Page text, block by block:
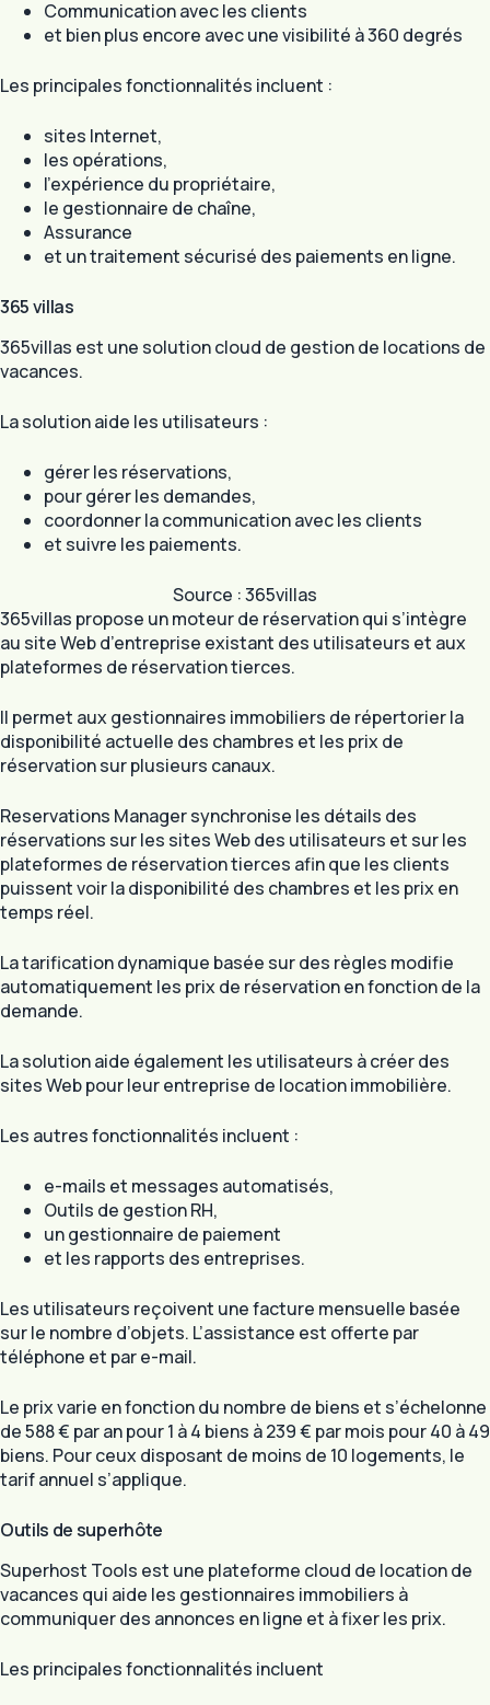
Communication avec les clients
et bien plus encore avec une visibilité à 360 degrés
Les principales fonctionnalités incluent :
sites Internet,
les opérations,
l’expérience du propriétaire,
le gestionnaire de chaîne,
Assurance
et un traitement sécurisé des paiements en ligne.
365 villas
365villas est une solution cloud de gestion de locations de
vacances.
La solution aide les utilisateurs :
gérer les réservations,
pour gérer les demandes,
coordonner la communication avec les clients
et suivre les paiements.
Source : 365villas
365villas propose un moteur de réservation qui s’intègre
au site Web d’entreprise existant des utilisateurs et aux
plateformes de réservation tierces.
Il permet aux gestionnaires immobiliers de répertorier la
disponibilité actuelle des chambres et les prix de
réservation sur plusieurs canaux.
Reservations Manager synchronise les détails des
réservations sur les sites Web des utilisateurs et sur les
plateformes de réservation tierces afin que les clients
puissent voir la disponibilité des chambres et les prix en
temps réel.
La tarification dynamique basée sur des règles modifie
automatiquement les prix de réservation en fonction de la
demande.
La solution aide également les utilisateurs à créer des
sites Web pour leur entreprise de location immobilière.
Les autres fonctionnalités incluent :
e-mails et messages automatisés,
Outils de gestion RH,
un gestionnaire de paiement
et les rapports des entreprises.
Les utilisateurs reçoivent une facture mensuelle basée
sur le nombre d’objets. L’assistance est offerte par
téléphone et par e-mail.
Le prix varie en fonction du nombre de biens et s’échelonne
de 588 € par an pour 1 à 4 biens à 239 € par mois pour 40 à 49
biens. Pour ceux disposant de moins de 10 logements, le
tarif annuel s’applique.
Outils de superhôte
Superhost Tools est une plateforme cloud de location de
vacances qui aide les gestionnaires immobiliers à
communiquer des annonces en ligne et à fixer les prix.
Les principales fonctionnalités incluent